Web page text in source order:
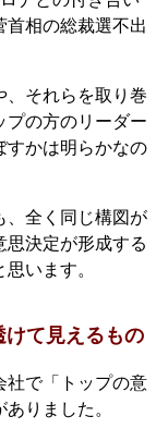
首相の総裁選不出
、それらを取り巻
プの方のリーダー
すかは明らかなの
、全く同じ構図が
思決定が形成する
います。
けて見えるもの
社で「トップの意
りました。